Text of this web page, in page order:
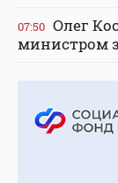
07:50 Олег
министром